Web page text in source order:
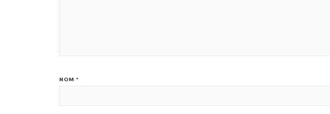
NOM *